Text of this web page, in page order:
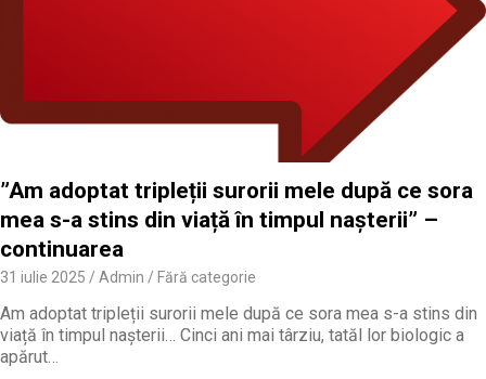
”Am adoptat tripleții surorii mele după ce sora
mea s-a stins din viață în timpul nașterii” –
continuarea
31 iulie 2025 Admin Fără categorie
Am adoptat tripleții surorii mele după ce sora mea s-a stins din
viață în timpul nașterii… Cinci ani mai târziu, tatăl lor biologic a
apărut…